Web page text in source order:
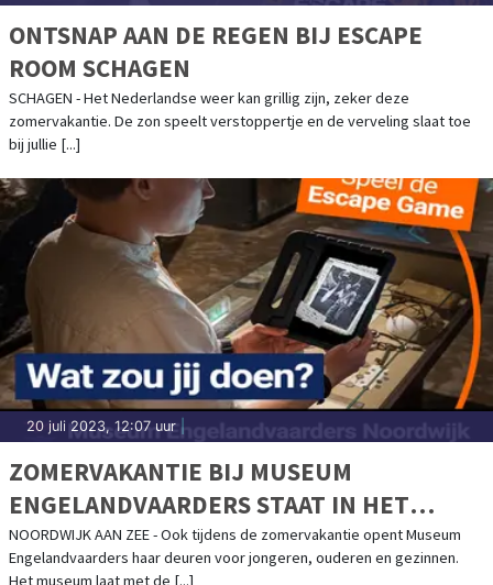
ONTSNAP AAN DE REGEN BIJ ESCAPE
ROOM SCHAGEN
SCHAGEN - Het Nederlandse weer kan grillig zijn, zeker deze
zomervakantie. De zon speelt verstoppertje en de verveling slaat toe
bij jullie [...]
20 juli 2023, 12:07 uur|
ZOMERVAKANTIE BIJ MUSEUM
ENGELANDVAARDERS STAAT IN HET
TEKEN VAN DE VRAAG: ‘WAT ZOU JIJ
DOEN?’
NOORDWIJK AAN ZEE - Ook tijdens de zomervakantie opent Museum
Engelandvaarders haar deuren voor jongeren, ouderen en gezinnen.
Het museum laat met de [...]